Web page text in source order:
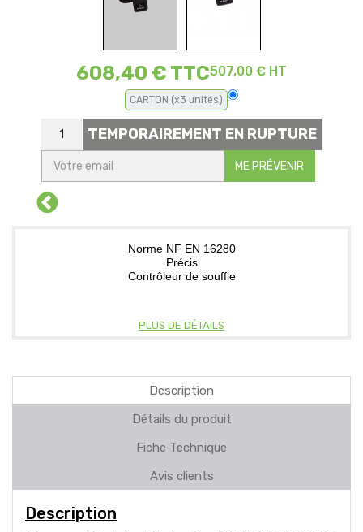
608,40 € TTC507,00 € HT
CARTON (x3 unités)
TEMPORAIREMENT EN RUPTURE
ME PRÉVENIR
Norme NF EN 16280
Précis
Contrôleur de souffle
PLUS DE DÉTAILS
Description
Détails du produit
Fiche Technique
Avis clients
Description